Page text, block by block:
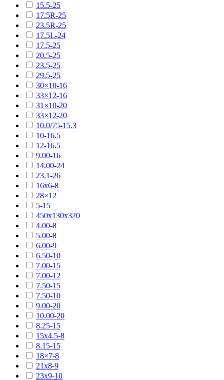
15.5-25
17.5R-25
23.5R-25
17.5L-24
17.5-25
20.5-25
23.5-25
29.5-25
30×10-16
33×12-16
31×10-20
33×12-20
10.0/75-15.3
10-16.5
12-16.5
9.00-16
14.00-24
23.1-26
16х6-8
28×12
5-15
450х130х320
4.00-8
5.00-8
6.00-9
6.50-10
7.00-15
7.00-12
7.50-15
7.50-10
9.00-20
10.00-20
8.25-15
15х4.5-8
8.15-15
18×7-8
21х8-9
23х9-10